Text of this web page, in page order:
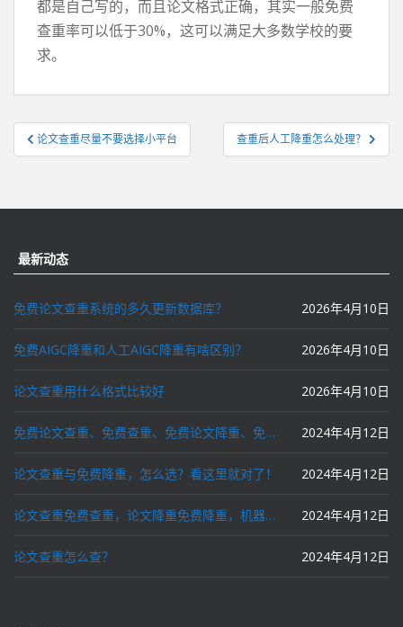
都是自己写的，而且论文格式正确，其实一般免费
查重率可以低于30%，这可以满足大多数学校的要
求。
文
章
航
论文查重尽量不要选择小平台 查重后人工降重怎么处理？
最新动态
免费论文查重系统的多久更新数据库？ 2026年4月10日
免费AIGC降重和人工AIGC降重有啥区别？ 2026年4月10日
论文查重用什么格式比较好 2026年4月10日
免费论文查重、免费查重、免费论文降重、免费降重、智能降重、一键降重、降低AIGC写作率、AI写论文，这些名词你了解吗？ 2024年4月12日
论文查重与免费降重，怎么选？看这里就对了！ 2024年4月12日
论文查重免费查重，论文降重免费降重，机器降重，人工降重，降低AIGC写作率，ai写论文，都要选论文狗和paperdog以及文思慧达！ 2024年4月12日
论文查重怎么查？ 2024年4月12日